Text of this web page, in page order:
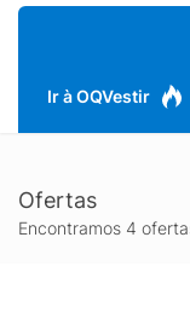
Ir à OQVestir
Ofertas
Encontramos 4